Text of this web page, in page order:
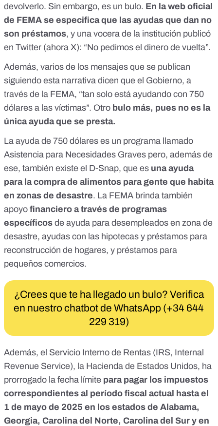
devolverlo. Sin embargo, es un bulo. En la web oficial
de FEMA se especifica que las ayudas que dan no
son préstamos, y una vocera de la institución publicó
en Twitter (ahora X): “No pedimos el dinero de vuelta”.
Además, varios de los mensajes que se publican
siguiendo esta narrativa dicen que el Gobierno, a
través de la FEMA, “tan solo está ayudando con 750
dólares a las víctimas”. Otro bulo más, pues no es la
única ayuda que se presta.
La ayuda de 750 dólares es un programa llamado
Asistencia para Necesidades Graves pero, además de
ese, también existe el D-Snap, que es una ayuda
para la compra de alimentos para gente que habita
en zonas de desastre. La FEMA brinda también
apoyo financiero a través de programas
específicos de ayuda para desempleados en zona de
desastre, ayudas con las hipotecas y préstamos para
reconstrucción de hogares, y préstamos para
pequeños comercios.
¿Crees que te ha llegado un bulo? Verifica
en nuestro chatbot de WhatsApp (+34 644
229 319)
Además, el Servicio Interno de Rentas (IRS, Internal
Revenue Service), la Hacienda de Estados Unidos, ha
prorrogado la fecha límite para pagar los impuestos
correspondientes al período fiscal actual hasta el
1 de mayo de 2025 en los estados de Alabama,
Georgia, Carolina del Norte, Carolina del Sur y en